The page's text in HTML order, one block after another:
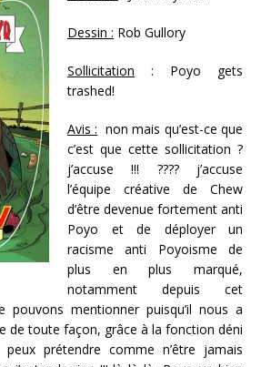
Dessin : Rob Gullory
Sollicitation : Poyo gets
trashed!
Avis : non mais qu’est-ce que
c’est que cette sollicitation ?
j’accuse !!! ???? j’accuse
l’équipe créative de Chew
d’être devenue fortement anti
Poyo et de déployer un
racisme anti Poyoisme de
plus en plus marqué,
notamment depuis cet
pouvons mentionner puisqu’il nous a
de toute façon, grâce à la fonction déni
prétendre comme n’être jamais